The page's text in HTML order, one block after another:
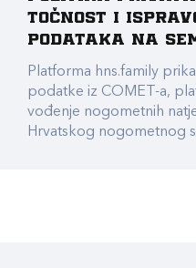
točnost i
podataka na
Platforma hns.family
podatke iz COMET-a,
vođenje nogometnih
Hrvatskog nogometnog